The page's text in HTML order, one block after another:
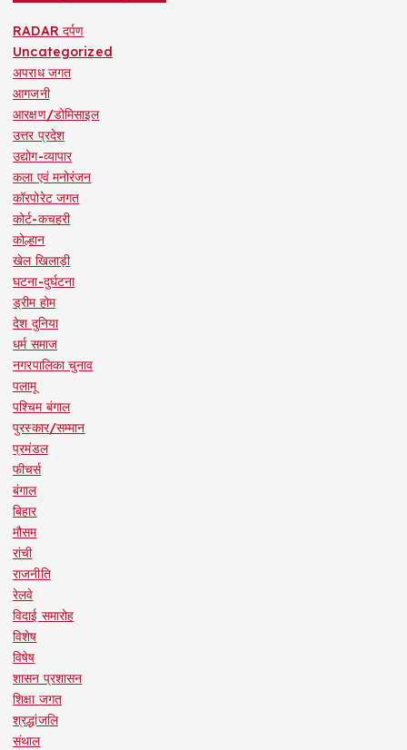
RADAR दर्पण
Uncategorized
अपराध जगत
आगजनी
आरक्षण/डोमिसाइल
उत्तर प्रदेश
उद्योग-व्यापार
कला एवं मनोरंजन
कॉरपोरेट जगत
कोर्ट-कचहरी
कोल्हान
खेल खिलाड़ी
घटना-दुर्घटना
ड्रीम होम
देश दुनिया
धर्म समाज
नगरपालिका चुनाव
पलामू
पश्चिम बंगाल
पुरस्कार/सम्मान
प्रमंडल
फीचर्स
बंगाल
बिहार
मौसम
रांची
राजनीति
रेलवे
विदाई समारोह
विशेष
विषेष
शासन प्रशासन
शिक्षा जगत
श्रद्धांजलि
संथाल